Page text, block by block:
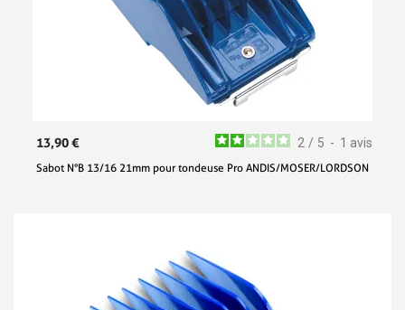
2 / 5 - 1 avis
13,90 €
Sabot N°B 13/16 21mm pour tondeuse Pro ANDIS/MOSER/LORDSON